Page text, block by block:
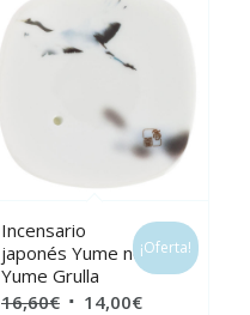
Incensario
japonés Yume no
Yume Grulla
16,60€ El 14,00€El
¡Oferta!